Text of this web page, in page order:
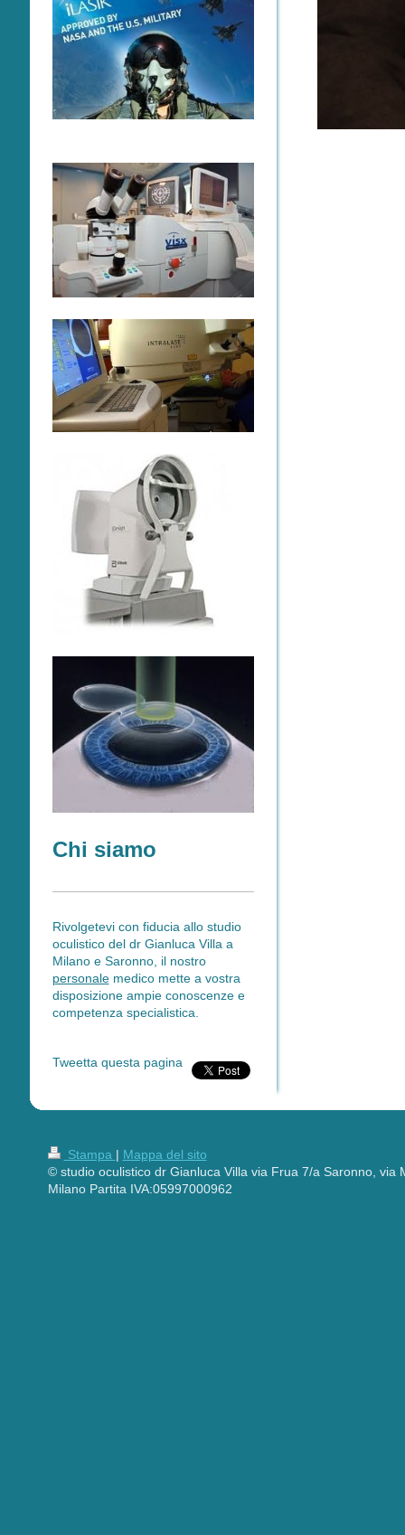
Chi siamo
Rivolgetevi con fiducia allo studio
oculistico del dr Gianluca Villa a
Milano e Saronno, il nostro
personalemedico mette a vostra
disposizione ampie conoscenze e
competenza specialistica.
Tweetta questa pagina
Stampa | Mappa del sito
© studio oculistico dr Gianluca Villa via Frua 7/a Saronno, via
Milano Partita IVA:05997000962